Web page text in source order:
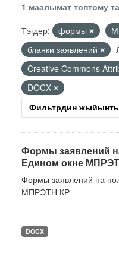
1 маалымат топтому
Тэгдер:
формы
бланки заявлений
Creative Commons
DOCX
Фильтрдин
Формы заявлений
Едином окне
Формы заявлений на
МПРЭТН КР
DOCX